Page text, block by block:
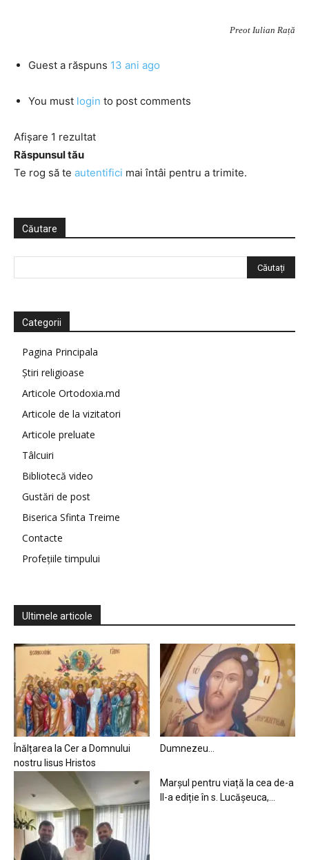
Preot Iulian Rață
Guest a răspuns 13 ani ago
You must login to post comments
Afișare 1 rezultat
Răspunsul tău
Te rog să te autentifici mai întâi pentru a trimite.
Căutare
Categorii
Pagina Principala
Știri religioase
Articole Ortodoxia.md
Articole de la vizitatori
Articole preluate
Tâlcuiri
Bibliotecă video
Gustări de post
Biserica Sfinta Treime
Contacte
Profețiile timpului
Ultimele articole
Înălțarea la Cer a Domnului
nostru Iisus Hristos
Dumnezeu…
Marșul pentru viață la cea de-a
II-a ediție în s. Lucășeuca,...